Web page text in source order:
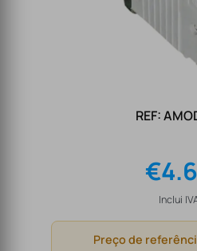
REF:
€
Inclui
Preço de